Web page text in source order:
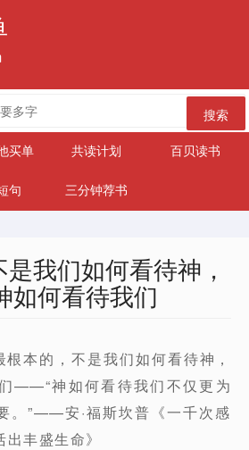
搜索
买单 共读计划 百贝读书
句
三分钟荐书
我们如何看待神，
如何看待我们
本的，不是我们如何看待神，
——“神如何看待我们不仅更为
。”——安·福斯坎普《一千次感
丰盛生命》